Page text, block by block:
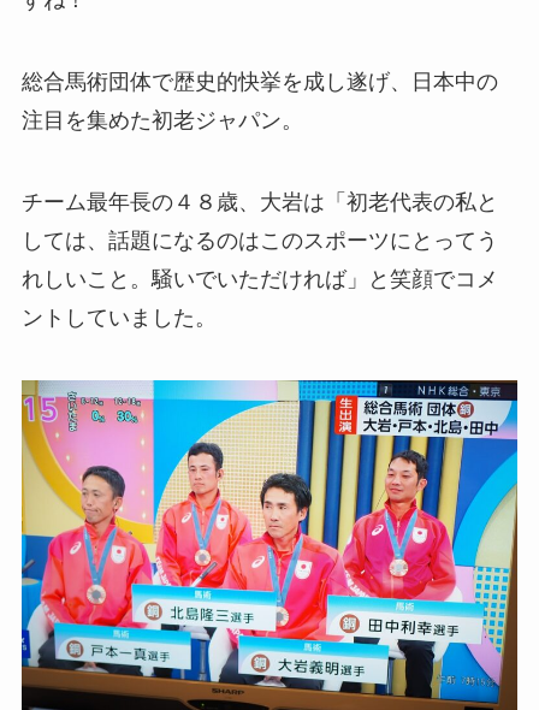
総合馬術団体で歴史的快挙を成し遂げ、日本中の
注目を集めた初老ジャパン。
チーム最年長の４８歳、大岩は「初老代表の私と
しては、話題になるのはこのスポーツにとってう
れしいこと。騒いでいただければ」と笑顔でコメ
ントしていました。